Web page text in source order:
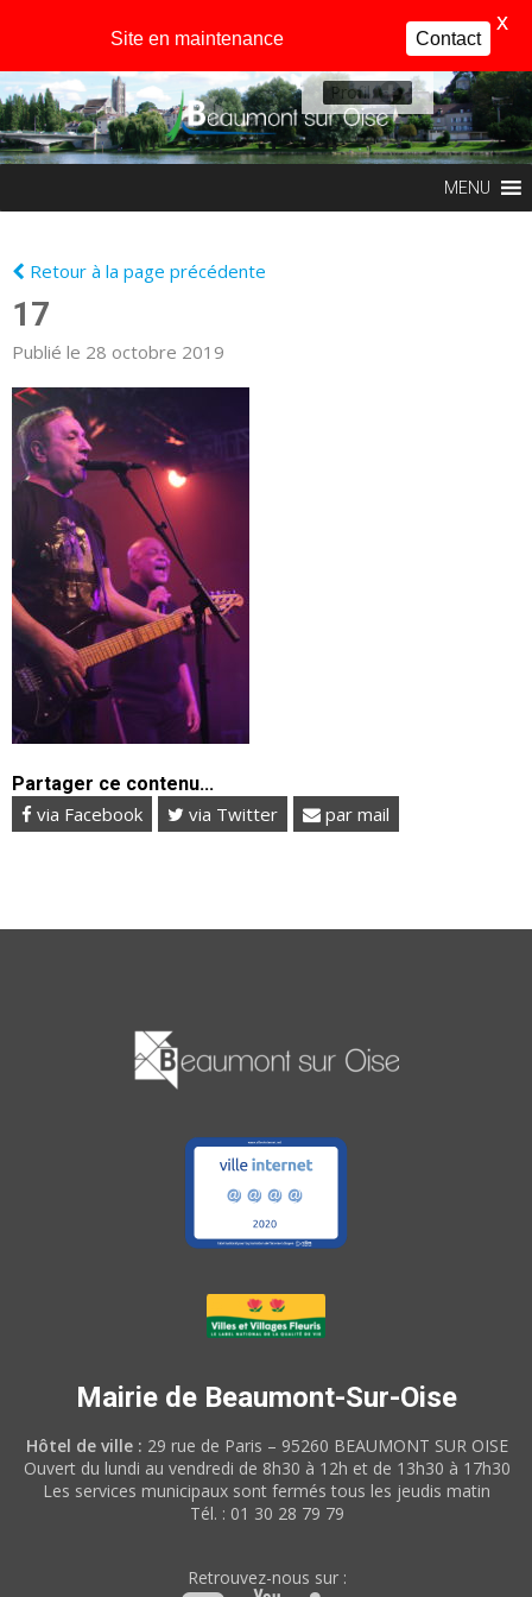
Profil
MENU
Retour à la page précédente
17
Publié le 28 octobre 2019
Partager ce contenu...
via Facebook via Twitter par mail
Mairie de Beaumont-Sur-Oise
Hôtel de ville : 29 rue de Paris – 95260 BEAUMONT SUR OISE
Ouvert du lundi au vendredi de 8h30 à 12h et de 13h30 à 17h30
Les services municipaux sont fermés tous les jeudis matin
Tél. : 01 30 28 79 79
Retrouvez-nous sur :
Site en maintenance Contact
X